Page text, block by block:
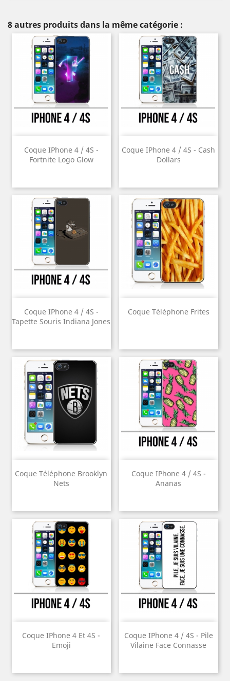
8 autres produits dans la même catégorie :
Coque IPhone 4 / 4S -
Fortnite Logo Glow
Coque IPhone 4 / 4S - Cash
Dollars
Coque IPhone 4 / 4S -
Tapette Souris Indiana Jones
Coque Téléphone Frites
Coque Téléphone Brooklyn
Nets
Coque IPhone 4 / 4S -
Ananas
Coque IPhone 4 Et 4S -
Emoji
Coque IPhone 4 / 4S - Pile
Vilaine Face Connasse